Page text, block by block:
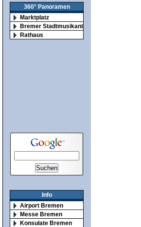
360° Panoramen
Marktplatz
Bremer Stadtmusikanten
Rathaus
Info
Airport Bremen
Messe Bremen
Konsulate Bremen